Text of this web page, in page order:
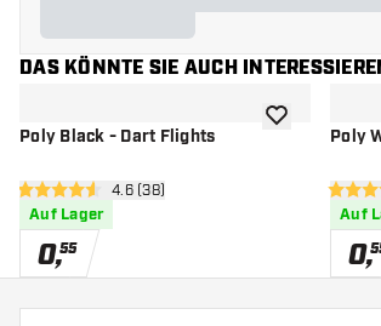
DAS KÖNNTE SIE AUCH
Poly Black - Dart Flights
Bewertungsbereich öffnen
4.6 Bewertungssterne
4.6 (38)
Auf Lager
0,55
Zur Poly
4.8
Auf
0,